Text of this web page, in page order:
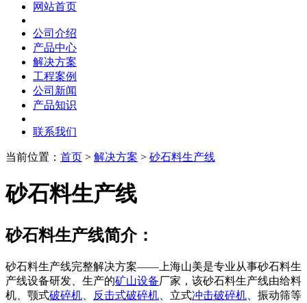
网站首页
公司介绍
产品中心
解决方案
工程案例
公司新闻
产品知识
联系我们
当前位置： 首页 > 解决方案 > 砂石料生产线
砂石料生产线
砂石料生产线简介：
砂石料生产线完整解决方案——上海山美是专业从事砂石料生
产线设备研发、生产的矿山设备厂家，该砂石料生产线由给料
机、颚式破碎机 反击式破碎机 、立式冲击破碎机 、振动筛等